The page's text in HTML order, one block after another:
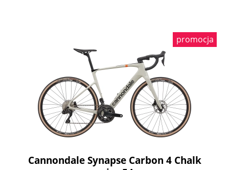
Cannondale Synapse Carbon 4 Chalk
promocja